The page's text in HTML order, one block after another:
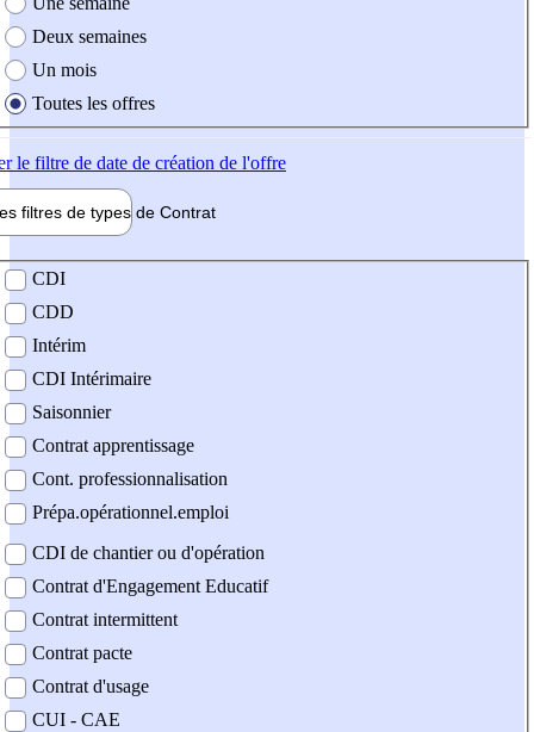
Deux semaines
Un mois
Toutes les offres
le filtre de date de création de l'offre
filtres de types de Contrat
contrat
CDI
CDD
Intérim
CDI Intérimaire
Saisonnier
Contrat apprentissage
Cont. professionnalisation
Prépa.opérationnel.emploi
CDI de chantier ou d'opération
Contrat d'Engagement Educatif
Contrat intermittent
Contrat pacte
Contrat d'usage
CUI - CAE